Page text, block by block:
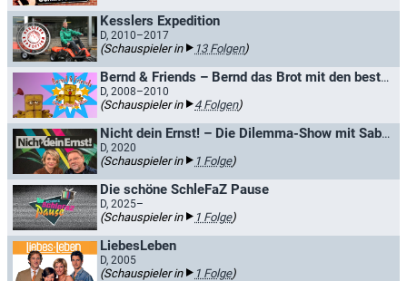
Kesslers Expedition
D, 2010–2017
(Schauspieler in 13 Folgen)
Bernd & Friends – Bernd das Brot mit den besten Witzen aller Zeiten
D, 2008–2010
(Schauspieler in 4 Folgen)
Nicht dein Ernst! – Die Dilemma-Show mit Sabine Heinrich und Jürgen von der Lippe
D, 2020
(Schauspieler in 1 Folge)
Die schöne SchleFaZ Pause
D, 2025–
(Schauspieler in 1 Folge)
LiebesLeben
D, 2005
(Schauspieler in 1 Folge)